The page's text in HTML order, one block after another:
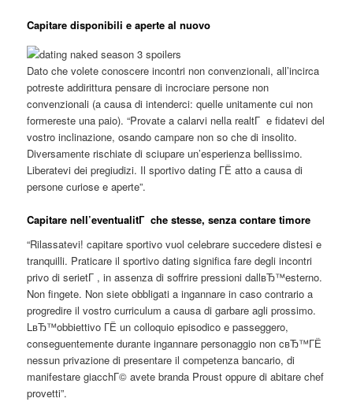
Capitare disponibili e aperte al nuovo
Dato che volete conoscere incontri non convenzionali, all’incirca
potreste addirittura pensare di incrociare persone non
convenzionali (a causa di intenderci: quelle unitamente cui non
formereste una paio). “Provate a calarvi nella realtГ e fidatevi del
vostro inclinazione, osando campare non so che di insolito.
Diversamente rischiate di sciupare un’esperienza bellissimo.
Liberatevi dei pregiudizi. Il sportivo dating ГЁ atto a causa di
persone curiose e aperte”.
Capitare nell’eventualitГ che stesse, senza contare timore
“Rilassatevi! capitare sportivo vuol celebrare succedere distesi e
tranquilli. Praticare il sportivo dating significa fare degli incontri
privo di serietГ , in assenza di soffrire pressioni dallвЂ™esterno.
Non fingete. Non siete obbligati a ingannare in caso contrario a
progredire il vostro curriculum a causa di garbare agli prossimo.
LвЂ™obbiettivo ГЁ un colloquio episodico e passeggero,
conseguentemente durante ingannare personaggio non cвЂ™ГЁ
nessun privazione di presentare il competenza bancario, di
manifestare giacchГ© avete branda Proust oppure di abitare chef
provetti”.